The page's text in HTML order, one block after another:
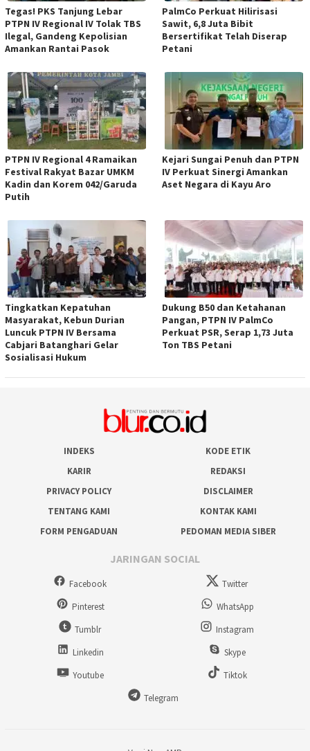
Tegas! PKS Tanjung Lebar
PTPN IV Regional IV Tolak TBS
Ilegal, Gandeng Kepolisian
Amankan Rantai Pasok
PalmCo Perkuat Hilirisasi
Sawit, 6,8 Juta Bibit
Bersertifikat Telah Diserap
Petani
PTPN IV Regional 4 Ramaikan
Festival Rakyat Bazar UMKM
Kadin dan Korem 042/Garuda
Putih
Kejari Sungai Penuh dan PTPN
IV Perkuat Sinergi Amankan
Aset Negara di Kayu Aro
Tingkatkan Kepatuhan
Masyarakat, Kebun Durian
Luncuk PTPN IV Bersama
Cabjari Batanghari Gelar
Sosialisasi Hukum
Dukung B50 dan Ketahanan
Pangan, PTPN IV PalmCo
Perkuat PSR, Serap 1,73 Juta
Ton TBS Petani
INDEKS
KODE ETIK
KARIR
REDAKSI
PRIVACY POLICY
DISCLAIMER
TENTANG KAMI
KONTAK KAMI
FORM PENGADUAN
PEDOMAN MEDIA SIBER
JARINGAN SOCIAL
Facebook
Twitter
Pinterest
WhatsApp
Tumblr
Instagram
Linkedin
Skype
Youtube
Tiktok
Telegram